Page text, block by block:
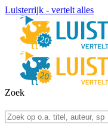
Luisterrijk - vertelt alles
Zoek